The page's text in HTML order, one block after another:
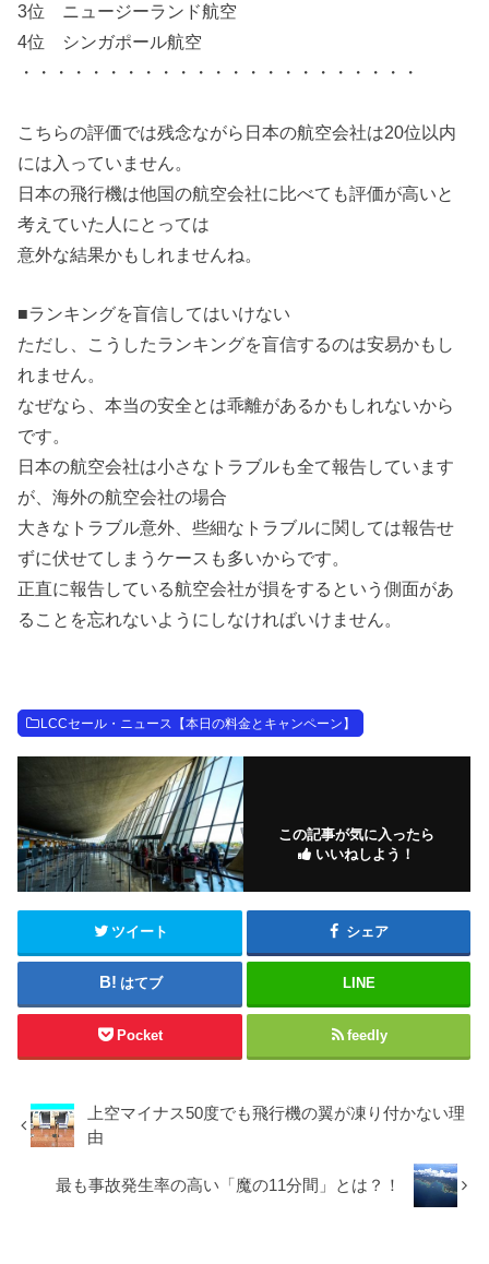
3位 ニュージーランド航空
4位 シンガポール航空
・・・・・・・・・・・・・・・・・・・・・・・
こちらの評価では残念ながら日本の航空会社は20位以内
には入っていません。
日本の飛行機は他国の航空会社に比べても評価が高いと
考えていた人にとっては
意外な結果かもしれませんね。
■ランキングを盲信してはいけない
ただし、こうしたランキングを盲信するのは安易かもし
れません。
なぜなら、本当の安全とは乖離があるかもしれないから
です。
日本の航空会社は小さなトラブルも全て報告しています
が、海外の航空会社の場合
大きなトラブル意外、些細なトラブルに関しては報告せ
ずに伏せてしまうケースも多いからです。
正直に報告している航空会社が損をするという側面があ
ることを忘れないようにしなければいけません。
LCCセール・ニュース【本日の料金とキャンペーン】
この記事が気に入ったら
いいねしよう！
ツイート シェア
はてブ LINE
Pocket feedly
上空マイナス50度でも飛行機の翼が凍り付かない理
由
最も事故発生率の高い「魔の11分間」とは？！